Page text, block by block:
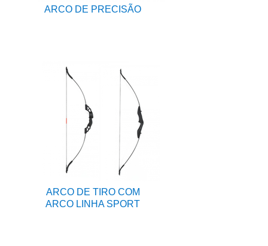
ARCO DE PRECISÃO
ARCO DE TIRO COM
ARCO LINHA SPORT